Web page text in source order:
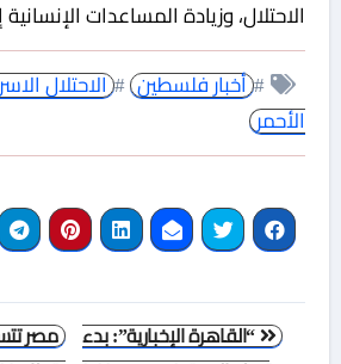
الاحتلال، وزيادة المساعدات
# أخبار فلسطين # الاحتلال
الأحمر
تصفّح
“القاهرة الإخبارية”: بدء